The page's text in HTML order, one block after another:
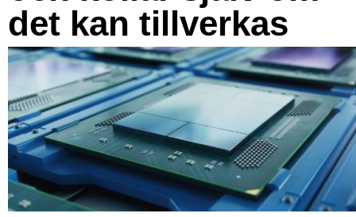
det kan tillverkas